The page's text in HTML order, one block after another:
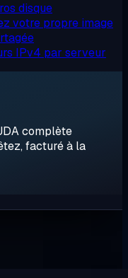
disque
votre propre image
IPv4 par serveur
complète
facturé à la